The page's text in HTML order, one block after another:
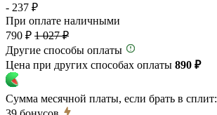
- 237 ₽
При оплате наличными
790 ₽ 1 027 ₽
Другие способы оплаты
Цена при других способах оплаты 890 ₽
Сумма месячной платы, если брать в сплит: